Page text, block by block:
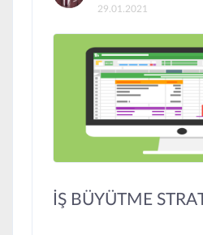
29.01.2021
İŞ BÜYÜTME